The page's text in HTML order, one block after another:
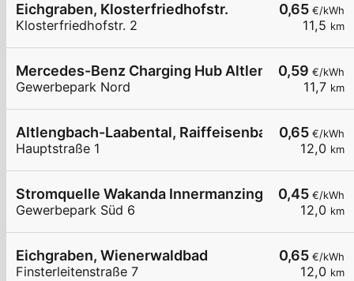
0,65 €/kWh
11,5 km
Eichgraben, Klosterfriedhofstr.
Klosterfriedhofstr. 2
0,59 €/kWh
11,7 km
Mercedes-Benz Charging Hub Altlengbach
Gewerbepark Nord
0,65 €/kWh
12,0 km
Altlengbach-Laabental, Raiffeisenbank
Hauptstraße 1
0,45 €/kWh
12,0 km
Stromquelle Wakanda Innermanzing
Gewerbepark Süd 6
0,65 €/kWh
12,0 km
Eichgraben, Wienerwaldbad
Finsterleitenstraße 7